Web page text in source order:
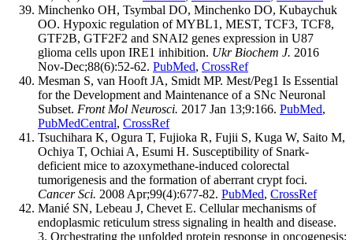
Minchenko OH, Tsymbal DO, Minchenko DO, Kubaychuk
OO. Hypoxic regulation of MYBL1, MEST, TCF3, TCF8,
GTF2B, GTF2F2 and SNAI2 genes expression in U87
glioma cells upon IRE1 inhibition. Ukr Biochem J. 2016
Nov-Dec;88(6):52-62. PubMed, CrossRef
Mesman S, van Hooft JA, Smidt MP. Mest/Peg1 Is Essential
for the Development and Maintenance of a SNc Neuronal
Subset. Front Mol Neurosci. 2017 Jan 13;9:166. PubMed,
PubMedCentral, CrossRef
Tsuchihara K, Ogura T, Fujioka R, Fujii S, Kuga W, Saito M,
Ochiya T, Ochiai A, Esumi H. Susceptibility of Snark-
deficient mice to azoxymethane-induced colorectal
tumorigenesis and the formation of aberrant crypt foci.
Cancer Sci. 2008 Apr;99(4):677-82. PubMed, CrossRef
Manié SN, Lebeau J, Chevet E. Cellular mechanisms of
endoplasmic reticulum stress signaling in health and disease.
3. Orchestrating the unfolded protein response in oncogenesis: